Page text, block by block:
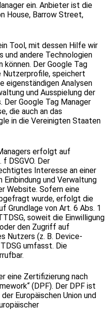
ein. Anbieter ist die
House, Barrow Street,
Tool, mit dessen Hilfe wir
andere Technologien
können. Der Google Tag
speichert
eigenständigen Analysen
und Ausspielung der
Der Google Tag Manager
die auch an das
in die Vereinigten Staaten
erfolgt auf
DSGVO. Der
Interesse an einer
und Verwaltung
Website. Sofern eine
wurde, erfolgt die
Grundlage von Art. 6 Abs. 1
soweit die Einwilligung
den Zugriff auf
Nutzers (z. B. Device-
umfasst. Die
eine Zertifizierung nach
(DPF). Der DPF ist
Europäischen Union und